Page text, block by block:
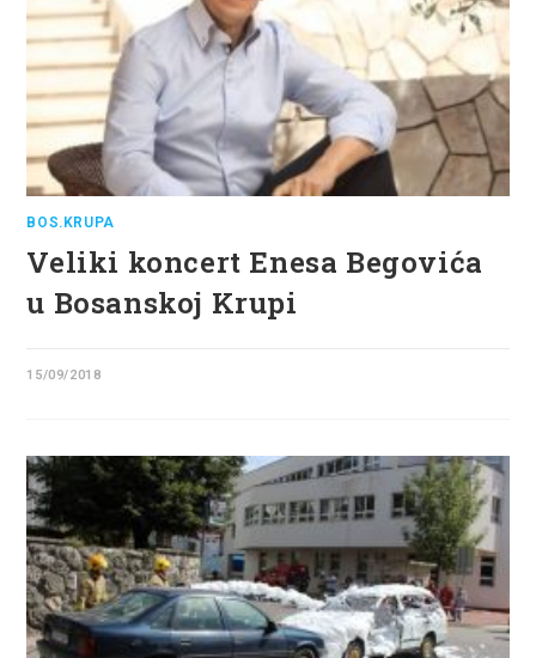
BOS.KRUPA
Veliki koncert Enesa Begovića
u Bosanskoj Krupi
15/09/2018